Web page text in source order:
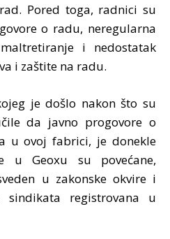
Pored toga, radnici su
o radu, neregularna
i nedostatak
i zaštite na radu.
je došlo nakon što su
da javno progovore o
u ovoj fabrici, je donekle
u Geoxu su povećane,
u zakonske okvire i
registrovana u